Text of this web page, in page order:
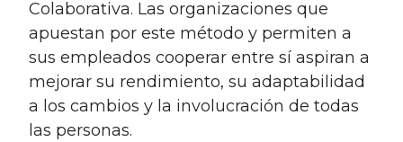
Colaborativa. Las organizaciones que
apuestan por este método y permiten a
sus empleados cooperar entre sí aspiran a
mejorar su rendimiento, su adaptabilidad
a los cambios y la involucración de todas
las personas.